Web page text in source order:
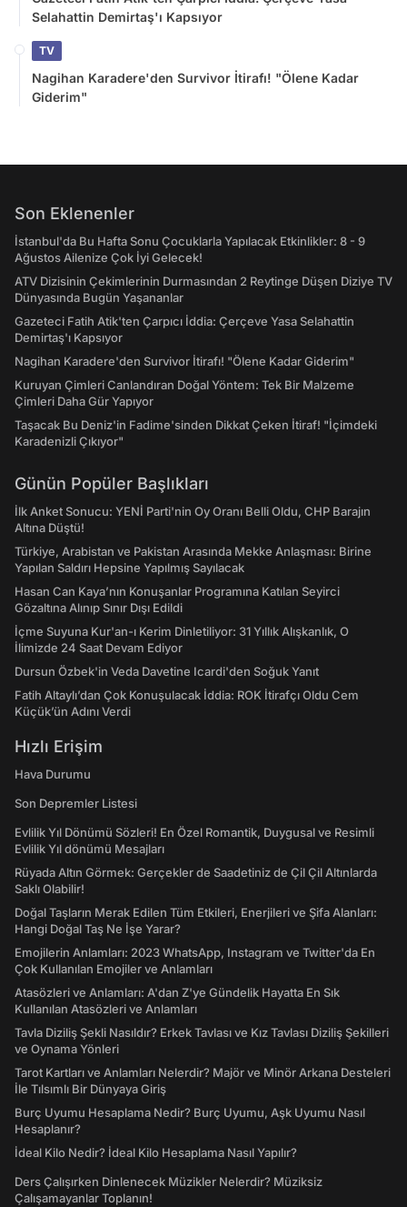
Selahattin Demirtaş'ı Kapsıyor
TV
Nagihan Karadere'den Survivor İtirafı! "Ölene Kadar
Giderim"
Son Eklenenler
İstanbul'da Bu Hafta Sonu Çocuklarla Yapılacak Etkinlikler: 8 - 9
Ağustos Ailenize Çok İyi Gelecek!
ATV Dizisinin Çekimlerinin Durmasından 2 Reytinge Düşen Diziye TV
Dünyasında Bugün Yaşananlar
Gazeteci Fatih Atik'ten Çarpıcı İddia: Çerçeve Yasa Selahattin
Demirtaş'ı Kapsıyor
Nagihan Karadere'den Survivor İtirafı! "Ölene Kadar Giderim"
Kuruyan Çimleri Canlandıran Doğal Yöntem: Tek Bir Malzeme
Çimleri Daha Gür Yapıyor
Taşacak Bu Deniz'in Fadime'sinden Dikkat Çeken İtiraf! "İçimdeki
Karadenizli Çıkıyor"
Günün Popüler Başlıkları
İlk Anket Sonucu: YENİ Parti'nin Oy Oranı Belli Oldu, CHP Barajın
Altına Düştü!
Türkiye, Arabistan ve Pakistan Arasında Mekke Anlaşması: Birine
Yapılan Saldırı Hepsine Yapılmış Sayılacak
Hasan Can Kaya’nın Konuşanlar Programına Katılan Seyirci
Gözaltına Alınıp Sınır Dışı Edildi
İçme Suyuna Kur'an-ı Kerim Dinletiliyor: 31 Yıllık Alışkanlık, O
İlimizde 24 Saat Devam Ediyor
Dursun Özbek'in Veda Davetine Icardi'den Soğuk Yanıt
Fatih Altaylı’dan Çok Konuşulacak İddia: ROK İtirafçı Oldu Cem
Küçük’ün Adını Verdi
Hızlı Erişim
Hava Durumu
Son Depremler Listesi
Evlilik Yıl Dönümü Sözleri! En Özel Romantik, Duygusal ve Resimli
Evlilik Yıl dönümü Mesajları
Rüyada Altın Görmek: Gerçekler de Saadetiniz de Çil Çil Altınlarda
Saklı Olabilir!
Doğal Taşların Merak Edilen Tüm Etkileri, Enerjileri ve Şifa Alanları:
Hangi Doğal Taş Ne İşe Yarar?
Emojilerin Anlamları: 2023 WhatsApp, Instagram ve Twitter'da En
Çok Kullanılan Emojiler ve Anlamları
Atasözleri ve Anlamları: A'dan Z'ye Gündelik Hayatta En Sık
Kullanılan Atasözleri ve Anlamları
Tavla Diziliş Şekli Nasıldır? Erkek Tavlası ve Kız Tavlası Diziliş Şekilleri
ve Oynama Yönleri
Tarot Kartları ve Anlamları Nelerdir? Majör ve Minör Arkana Desteleri
İle Tılsımlı Bir Dünyaya Giriş
Burç Uyumu Hesaplama Nedir? Burç Uyumu, Aşk Uyumu Nasıl
Hesaplanır?
İdeal Kilo Nedir? İdeal Kilo Hesaplama Nasıl Yapılır?
Ders Çalışırken Dinlenecek Müzikler Nelerdir? Müziksiz
Çalışamayanlar Toplanın!